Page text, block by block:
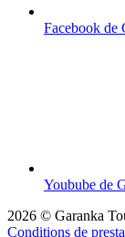
Facebook de
Youbube de
2026 © Garanka
Conditions de